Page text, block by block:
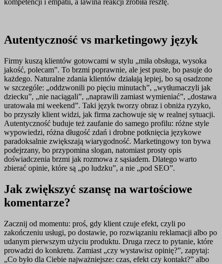
kompetencji i empatii, a lawina reakcji zrobiła resztę.
Autentyczność vs marketingowy język
Firmy kuszą klientów gotowcami w stylu „miła obsługa, wysoka
jakość, polecam”. To brzmi poprawnie, ale jest puste, bo pasuje do
każdego. Naturalne zdania klientów działają lepiej, bo są osadzone
w szczególe: „oddzwonili po pięciu minutach”, „wytłumaczyli jak
dziecku”, „nie naciągali”, „naprawili zamiast wymieniać”, „dostawa
uratowała mi weekend”. Taki język tworzy obraz i obniża ryzyko,
bo przyszły klient widzi, jak firma zachowuje się w realnej sytuacji.
Autentyczność buduje też zaufanie do samego profilu: różne style
wypowiedzi, różna długość zdań i drobne potknięcia językowe
paradoksalnie zwiększają wiarygodność. Marketingowy ton bywa
podejrzany, bo przypomina slogan, natomiast prosty opis
doświadczenia brzmi jak rozmowa z sąsiadem. Dlatego warto
zbierać opinie, które są „po ludzku”, a nie „pod SEO”.
Jak zwiększyć szansę na wartościowe
komentarze?
Zacznij od momentu: proś, gdy klient czuje efekt, czyli po
zakończeniu usługi, po dostawie, po rozwiązaniu reklamacji albo po
udanym pierwszym użyciu produktu. Druga rzecz to pytanie, które
prowadzi do konkretu. Zamiast „czy wystawisz opinię?”, zapytaj:
„Co było dla Ciebie najważniejsze: czas, efekt czy kontakt?” albo